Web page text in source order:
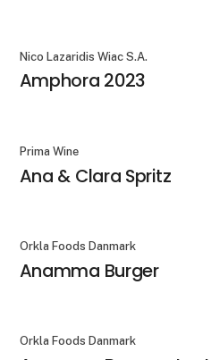
Nico Lazaridis Wiac S.A.
Amphora 2023
Prima Wine
Ana & Clara Spritz
Orkla Foods Danmark
Anamma Burger
Orkla Foods Danmark